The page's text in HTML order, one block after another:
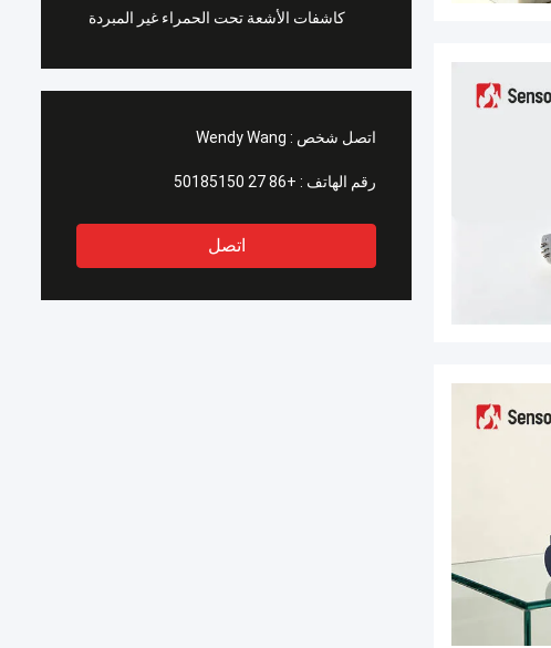
كاشفات الأشعة تحت الحمراء غير المبردة
اتصل شخص : Wendy Wang
رقم الهاتف : +86 27 50185150
اتصل